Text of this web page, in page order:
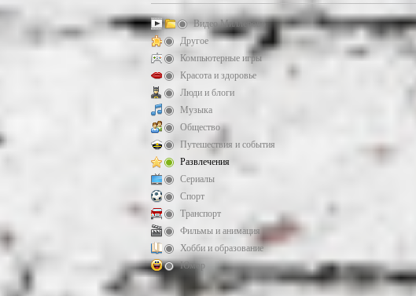
Видео Миллерово
Другое
Компьютерные игры
Красота и здоровье
Люди и блоги
Музыка
Общество
Путешествия и события
Развлечения
Сериалы
Спорт
Транспорт
Фильмы и анимация
Хобби и образование
Юмор